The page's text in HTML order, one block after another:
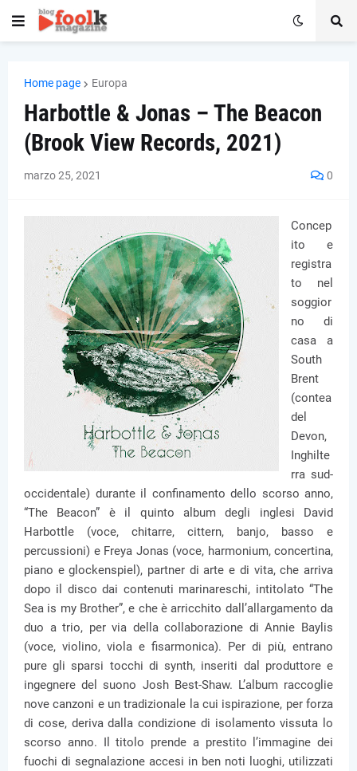
Home page Europa
Harbottle & Jonas – The Beacon
(Brook View Records, 2021)
marzo 25, 2021 0
Concep
ito e
registra
to nel
soggior
no di
casa a
South
Brent
(contea
del
Devon,
Inghilte
rra sud-
occidentale) durante il confinamento dello scorso anno,
“The Beacon” è il quinto album degli inglesi David
Harbottle (voce, chitarre, cittern, banjo, basso e
percussioni) e Freya Jonas (voce, harmonium, concertina,
piano e glockenspiel), partner di arte e di vita, che arriva
dopo il disco dai contenuti marinareschi, intitolato “The
Sea is my Brother”, e che è arricchito dall’allargamento da
duo a trio, per via della collaborazione di Annie Baylis
(voce, violino, viola e fisarmonica). Per di più, entrano
pure gli sparsi tocchi di synth, inseriti dal produttore e
ingegnere del suono Josh Best-Shaw. L’album raccoglie
nove canzoni e un tradizionale la cui ispirazione, per forza
di cose, deriva dalla condizione di isolamento vissuta lo
scorso anno. Il titolo prende a prestito l’immagine dei
fuochi di segnalazione accesi in ben noti luoghi, utilizzati